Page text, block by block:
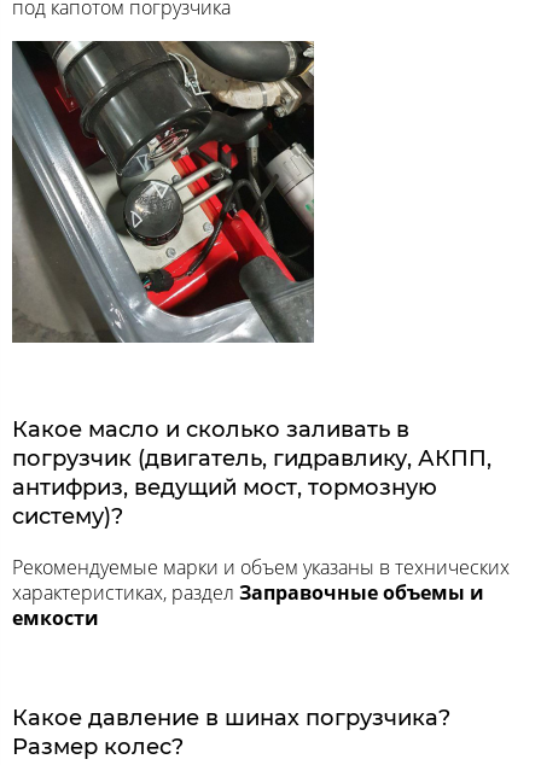
под капотом погрузчика
Какое масло и сколько заливать в
погрузчик (двигатель, гидравлику, АКПП,
антифриз, ведущий мост, тормозную
систему)?
Рекомендуемые марки и объем указаны в технических
характеристиках, раздел Заправочные объемы и
емкости
Какое давление в шинах погрузчика?
Размер колес?